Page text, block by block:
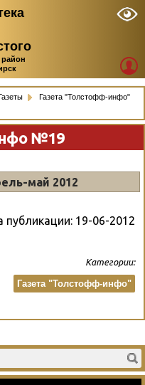
Газета "Толстофф-инфо"
№19
май 2012
публикации: 19-06-2012
Категории:
Газета "Толстофф-инфо"